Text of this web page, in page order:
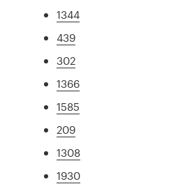
1344
439
302
1366
1585
209
1308
1930